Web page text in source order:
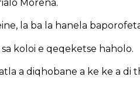
Morena.
la ba la hanela
koloi e qeqeketse haholo.
a diqhobane a ke ke a di